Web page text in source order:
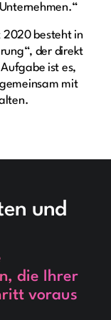
2020 besteht in
der direkt
ist es,
mit
und
die Ihrer
voraus